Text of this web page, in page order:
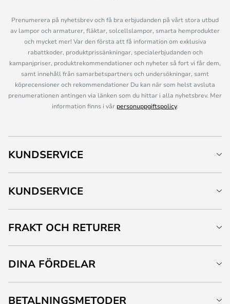
Prenumerera på nyhetsbrev och få bra erbjudanden på vårt stora utbud
av lampor och armaturer, fläktar, solcellslampor, smarta hemprodukter
och mycket mer! Var den första att få information om exklusiva
rabattkoder, produktprissänkningar, specialerbjudanden och
kampanjpriser, produktrekommendationer och nyheter så fort vi får dem,
samt innehåll från samarbetspartners och undersökningar, samt
köprecensioner och rekommendationer Du kan när som helst avsluta
prenumerationen antingen via länken som du hittar i alla nyhetsbrev. Mer
information finns i vår personuppgiftspolicy.
KUNDSERVICE
KUNDSERVICE
FRAKT OCH RETURER
DINA FÖRDELAR
BETALNINGSMETODER